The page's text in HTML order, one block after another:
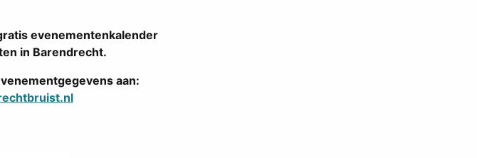
evenementenkalender
in Barendrecht.
aan: